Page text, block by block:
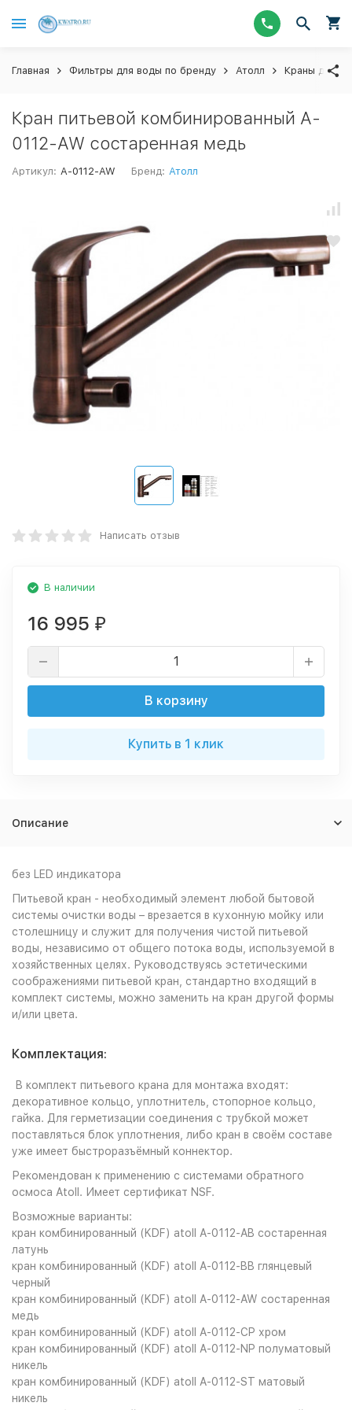
Главная Фильтры для воды по бренду Атолл Краны для
Кран питьевой комбинированный A-
0112-AW состаренная медь
Артикул: A-0112-AW Бренд: Атолл
Написать отзыв
В наличии
16 995 ₽
В корзину
Купить в 1 клик
Описание
без LED индикатора
Питьевой кран - необходимый элемент любой бытовой
системы очистки воды – врезается в кухонную мойку или
столешницу и служит для получения чистой питьевой
воды, независимо от общего потока воды, используемой в
хозяйственных целях. Руководствуясь эстетическими
соображениями питьевой кран, стандартно входящий в
комплект системы, можно заменить на кран другой формы
и/или цвета.
Комплектация:
В комплект питьевого крана для монтажа входят:
декоративное кольцо, уплотнитель, стопорное кольцо,
гайка. Для герметизации соединения с трубкой может
поставляться блок уплотнения, либо кран в своём составе
уже имеет быстроразъёмный коннектор.
Рекомендован к применению с системами обратного
осмоса Atoll. Имеет сертификат NSF.
Возможные варианты:
кран комбинированный (KDF) atoll A-0112-AB состаренная
латунь
кран комбинированный (KDF) atoll A-0112-BB глянцевый
черный
кран комбинированный (KDF) atoll A-0112-AW состаренная
медь
кран комбинированный (KDF) atoll A-0112-CP хром
кран комбинированный (KDF) atoll A-0112-NP полуматовый
никель
кран комбинированный (KDF) atoll A-0112-ST матовый
никель